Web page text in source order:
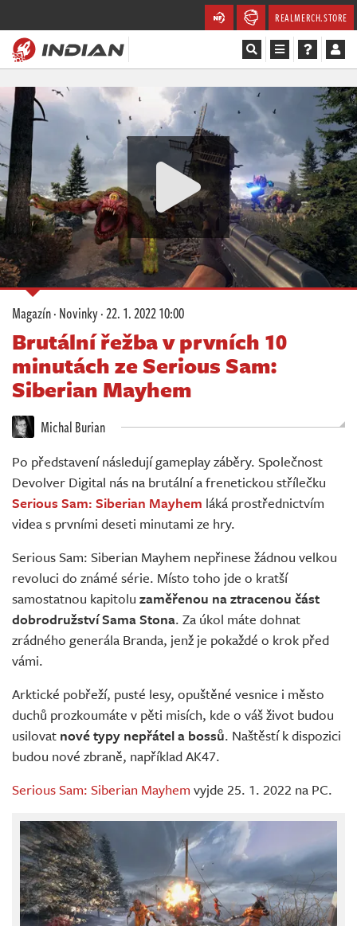
REALMERCH.STORE
Magazín
Recenze
Videa
Soutěže
Databáze
Komunita
Redakce
Živě
Magazín·Novinky·22. 1. 2022 10:00
Brutální řežba v prvních 10
minutách ze Serious Sam:
Siberian Mayhem
Michal Burian
Po představení následují gameplay záběry. Společnost
Devolver Digital nás na brutální a frenetickou střílečku
Serious Sam: Siberian Mayhem láká prostřednictvím
videa s prvními deseti minutami ze hry.
Serious Sam: Siberian Mayhem nepřinese žádnou velkou
revoluci do známé série. Místo toho jde o kratší
samostatnou kapitolu zaměřenou na ztracenou část
dobrodružství Sama Stona. Za úkol máte dohnat
zrádného generála Branda, jenž je pokaždé o krok před
vámi.
Arktické pobřeží, pusté lesy, opuštěné vesnice i město
duchů prozkoumáte v pěti misích, kde o váš život budou
usilovat nové typy nepřátel a bossů. Naštěstí k dispozici
budou nové zbraně, například AK47.
Serious Sam: Siberian Mayhem vyjde 25. 1. 2022 na PC.